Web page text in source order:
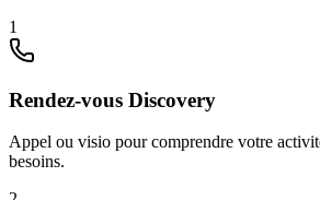
1
Rendez-vous Discovery
Appel ou visio pour comprendre votre
besoins.